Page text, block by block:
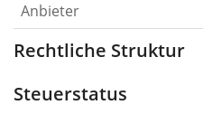
Anbieter
Rechtliche Struktur
Steuerstatus